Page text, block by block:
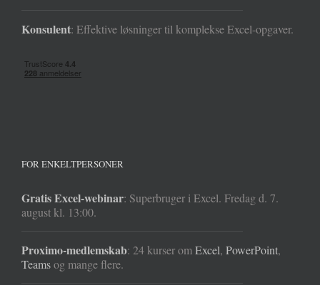
Konsulent: Effektive løsninger til komplekse Excel-opgaver.
FOR ENKELTPERSONER
Gratis Excel-webinar: Superbruger i Excel. Fredag d. 7.
august kl. 13:00.
Proximo-medlemskab: 24 kurser omExcel, PowerPoint,
Teamsog mange flere.